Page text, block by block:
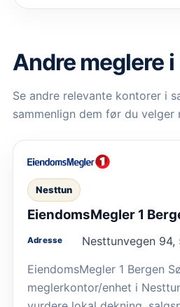
Andre meglere
Se andre relevante kontorer i
sammenlign dem før du velger
Nesttun
EiendomsMegler 1
Adresse
Nesttunvegen 94,
EiendomsMegler 1 Bergen
meglerkontor/enhet i